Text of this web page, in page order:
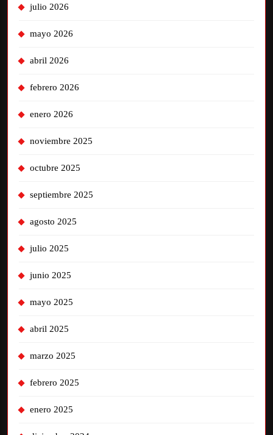
julio 2026
mayo 2026
abril 2026
febrero 2026
enero 2026
noviembre 2025
octubre 2025
septiembre 2025
agosto 2025
julio 2025
junio 2025
mayo 2025
abril 2025
marzo 2025
febrero 2025
enero 2025